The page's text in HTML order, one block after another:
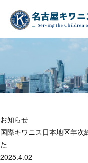
お知らせ
国際キワニス日本地区年
た
2025.4.02